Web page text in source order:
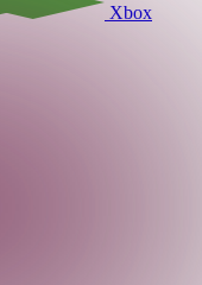
Xbox